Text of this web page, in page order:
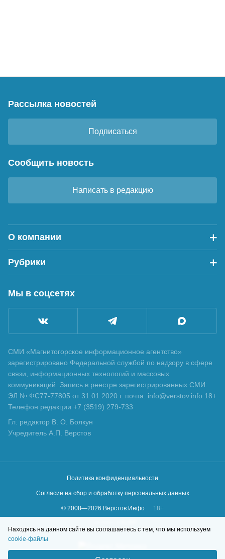
Рассылка новостей
Подписаться
Сообщить новость
Написать в редакцию
О компании
Рубрики
Мы в соцсетях
СМИ «Магнитогорское информационное агентство»
зарегистрировано Федеральной службой по надзору в сфере
связи, информационных технологий и массовых
коммуникаций. Запись в реестре зарегистрированных СМИ:
ЭЛ № ФС77-77805 от 31.01.2020 г. почта: info@verstov.info 18+
Телефон редакции +7 (3519) 279-733
Гл. редактор В. О. Болкун
Учредитель А.П. Верстов
Политика конфиденциальности
Согласие на сбор и обработку персональных данных
© 2008—2026 Верстов.Инфо
18+
Находясь на данном сайте вы соглашаетесь с тем, что мы используем
cookie-файлы